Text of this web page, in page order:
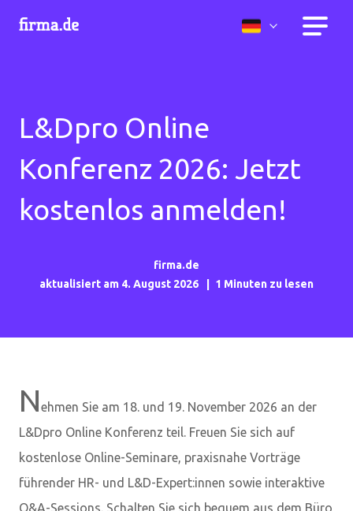
L&Dpro Online
Konferenz 2026: Jetzt
kostenlos anmelden!
firma.de
aktualisiert am 4. August 2026
1 Minuten zu lesen
Nehmen Sie am 18. und 19. November 2026 an der
L&Dpro Online Konferenz teil. Freuen Sie sich auf
kostenlose Online-Seminare, praxisnahe Vorträge
führender HR- und L&D-Expert:innen sowie interaktive
Q&A-Sessions. Schalten Sie sich bequem aus dem Büro